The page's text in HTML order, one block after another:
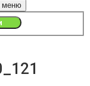
меню